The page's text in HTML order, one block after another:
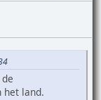
het land.